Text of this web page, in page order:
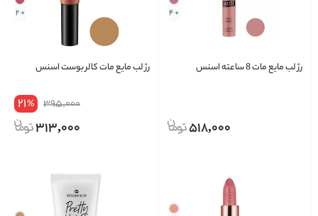
+ 4
رژ لب مایع مات 8 ساعته اسنس
518,000
+ 2
رژ لب مایع مات کالر بوست اسنس
395,000
21%
313,000